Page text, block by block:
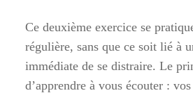
Ce deuxième exercice se
régulière, sans que ce soit lié à
immédiate de se distraire. Le
d’apprendre à vous écouter :